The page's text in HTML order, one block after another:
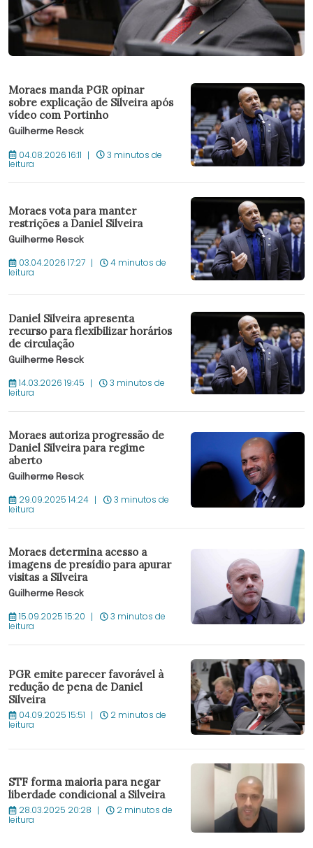
Moraes manda PGR opinar
sobre explicação de Silveira após
vídeo com Portinho
Guilherme Resck
04.08.2026 16:11 3 minutos de
leitura
Moraes vota para manter
restrições a Daniel Silveira
Guilherme Resck
03.04.2026 17:27 4 minutos de
leitura
Daniel Silveira apresenta
recurso para flexibilizar horários
de circulação
Guilherme Resck
14.03.2026 19:45 3 minutos de
leitura
Moraes autoriza progressão de
Daniel Silveira para regime
aberto
Guilherme Resck
29.09.2025 14:24 3 minutos de
leitura
Moraes determina acesso a
imagens de presídio para apurar
visitas a Silveira
Guilherme Resck
15.09.2025 15:20 3 minutos de
leitura
PGR emite parecer favorável à
redução de pena de Daniel
Silveira
04.09.2025 15:51 2 minutos de
leitura
STF forma maioria para negar
liberdade condicional a Silveira
28.03.2025 20:28 2 minutos de
leitura